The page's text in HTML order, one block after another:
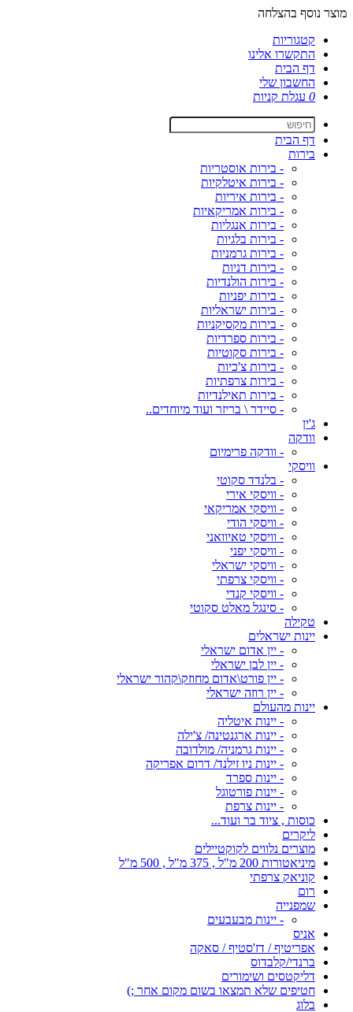
מוצר נוסף בהצלחה
קטגוריות
התקשרו אלינו
דף הבית
החשבון שלי
0 עגלת קניות
דף הבית
בירות
- בירות אוסטריות
- בירות איטלקיות
- בירות איריות
- בירות אמריקאיות
- בירות אנגליות
- בירות בלגיות
- בירות גרמניות
- בירות דניות
- בירות הולנדיות
- בירות יפניות
- בירות ישראליות
- בירות מקסיקניות
- בירות ספרדיות
- בירות סקוטיות
- בירות צ'כיות
- בירות צרפתיות
- בירות תאילנדיות
- סיידר \ בריזר ועוד מיוחדים..
ג'ין
וודקה
- וודקה פרימיום
וויסקי
- בלנדד סקוטי
- וויסקי אירי
- וויסקי אמריקאי
- וויסקי הודי
- וויסקי טאיוואני
- וויסקי יפני
- וויסקי ישראלי
- וויסקי צרפתי
- וויסקי קנדי
- סינגל מאלט סקוטי
טקילה
יינות ישראלים
- יין אדום ישראלי
- יין לבן ישראלי
- יין פורט\אדום מחוזק\קהור ישראלי
- יין רוזה ישראלי
יינות מהעולם
- יינות איטליה
- יינות ארגנטינה/ צ'ילה
- יינות גרמניה/ מולדובה
- יינות ניו זילנד/ דרום אפריקה
- יינות ספרד
- יינות פורטוגל
- יינות צרפת
כוסות , ציוד בר ועוד...
ליקרים
מוצרים נלווים לקוקטיילים
מיניאטורות 200 מ"ל , 375 מ"ל , 500 מ"ל
קוניאק צרפתי
רום
שמפנייה
- יינות מבעבעים
אניס
אפריטיף / דז'סטיף / סאקה
ברנדי/קלבדוס
דליקטסים ושימורים
חטיפים שלא תמצאו בשום מקום אחר ;)
בלוג